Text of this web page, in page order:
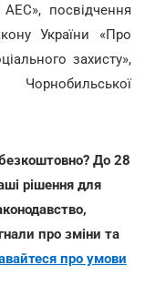
АЕС», посвідчення
України «Про
захисту»,
До 28
рішення для
про зміни та
про умови